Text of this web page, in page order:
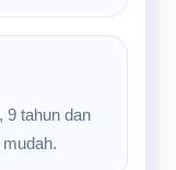
9 tahun dan